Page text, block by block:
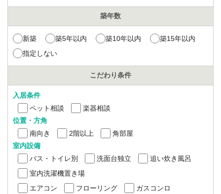
築年数
新築 築5年以内 築10年以内
築15年以内
指定しない
こだわり条件
入居条件
ペット相談
楽器相談
位置・方角
南向き
2階以上
角部屋
室内設備
バス・トイレ別
洗面台独立
追い炊き風呂
室内洗濯機置き場
エアコン
フローリング
ガスコンロ